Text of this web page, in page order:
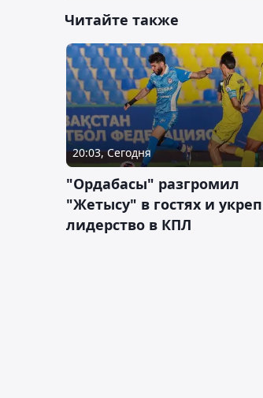
Читайте также
20:03, Сегодня
"Ордабасы" разгромил
"Жетысу" в гостях и
лидерство в КПЛ